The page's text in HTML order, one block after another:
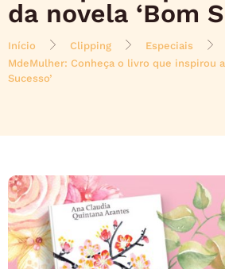
da novela ‘Bom
Início Clipping
Especiais
MdeMulher: Conheça o livro que inspirou
Sucesso’